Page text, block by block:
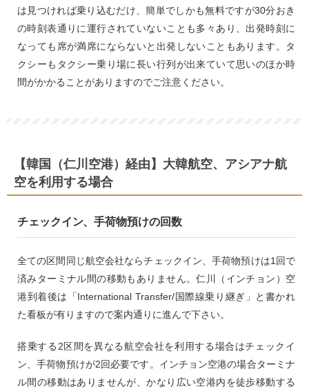
は見つければ乗り込むだけ、簡単でしかも無料ですが30分おき
の時刻表通りに運行されていないことも多々あり、出発時刻に
なっても席が満席にならないと出発しないこともあります。タ
クシーもタクシー乗り場に長い行列が出来ていて思いのほか時
間がかかることがありますのでご注意ください。
【韓国（仁川空港）経由】大韓航空、アシアナ航
空を利用する場合
チェックイン、手荷物預けの回数
全ての区間同じ航空会社ならチェックイン、手荷物預けは1回で
済みターミナル間の移動もありません。仁川（インチョン）空
港到着後は「International Transfer/国際線乗り継ぎ」と書かれ
た看板が有りますので案内通りに進んで下さい。
搭乗する2区間を異なる航空会社を利用する場合はチェックイ
ン、手荷物預けが2回必要です。インチョン空港の場合ターミナ
ル間の移動はありませんが、かなり広い空港内を徒歩移動する